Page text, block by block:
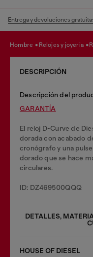
Entrega y devoluciones
hombre relojes y joyeria
DESCRIPCIÓN
Descripción del
GARANTĺA
El reloj D-Curve de
dorada con acabado
cronógrafo y una
dorado que se hace
circulares.
ID: DZ469500QQQ
DETALLES,
HOUSE OF DIESEL